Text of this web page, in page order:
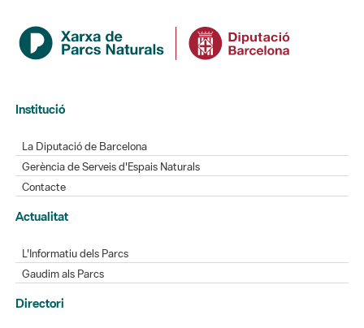
Institució
La Diputació de Barcelona
Gerència de Serveis d'Espais Naturals
Contacte
Actualitat
L'Informatiu dels Parcs
Gaudim als Parcs
Directori